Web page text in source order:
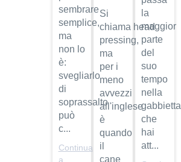
sembrare
semplice,
ma
non lo
è:
svegliarlo
di
soprassalto
può
c...
Continua
a
Si
chiama head
pressing,
ma
per i
meno
avvezzi
all'inglese
è
quando
il
cane
la
maggior
parte
del
suo
tempo
nella
gabbietta
che
hai
att...